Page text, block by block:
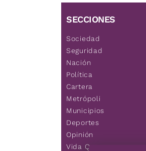
SECCIONES
Sociedad
Seguridad
Nación
Política
Cartera
Metrópoli
Municipios
Deportes
Opinión
Vida Q